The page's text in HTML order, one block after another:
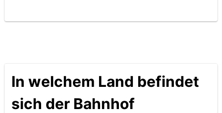
In welchem Land befindet
sich der Bahnhof